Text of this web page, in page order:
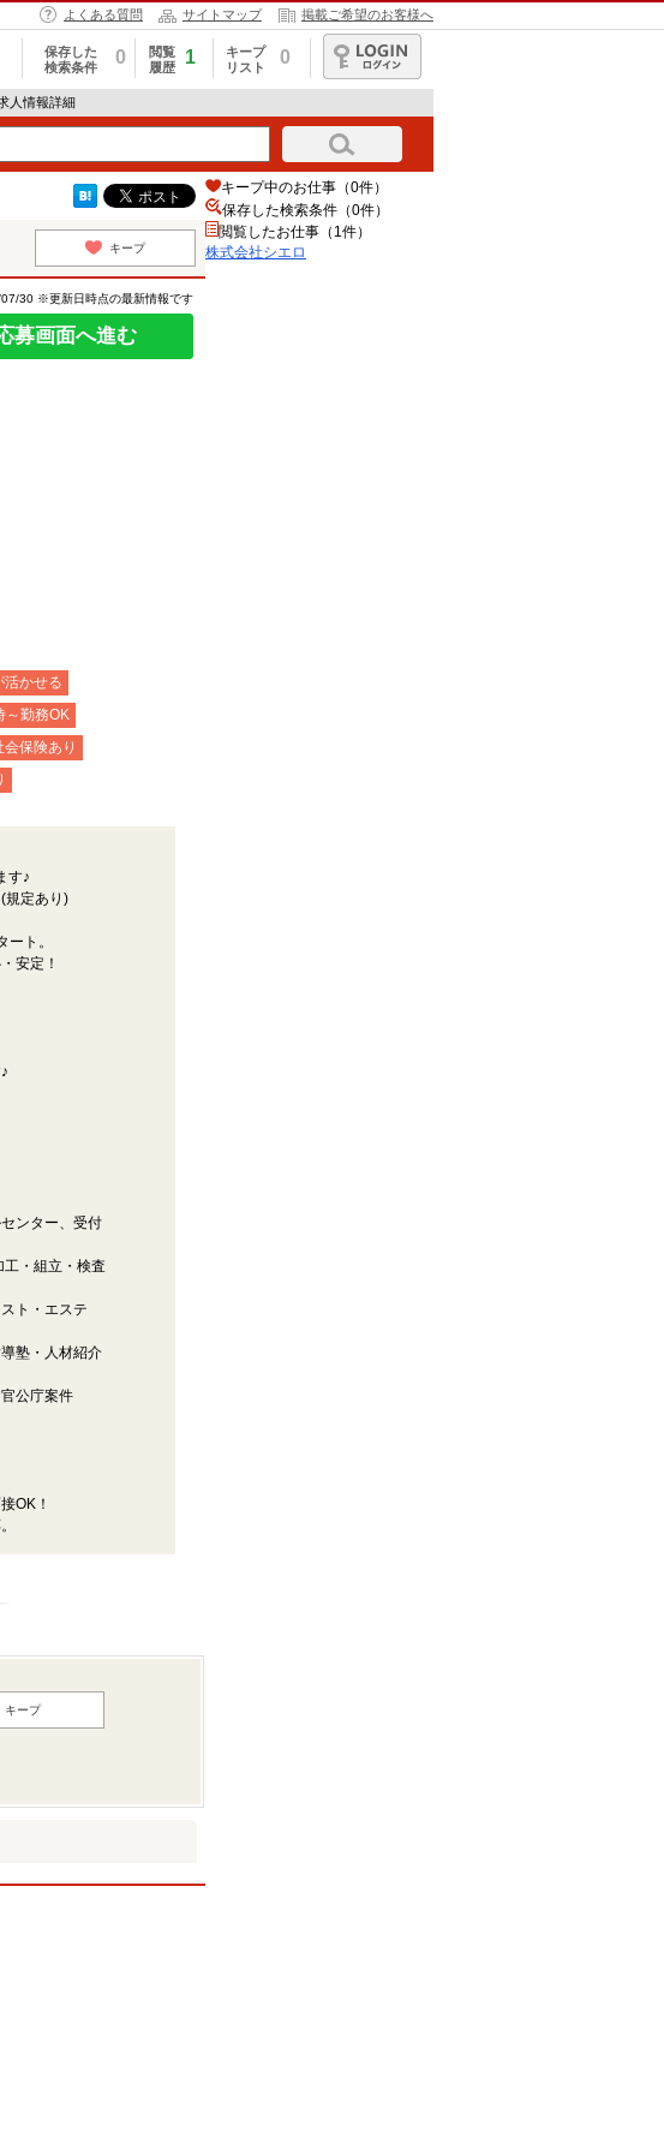
よくある質問 サイトマップ 掲載ご希望のお客様へ
保存した
検索条件
0
閲覧
履歴
1
キープ
リスト
0
ログイン
人情報詳細
キープ
30 ※更新日時点の最新情報です
募画面へ進む
活かせる
～勤務OK
会保険あり
す♪
規定あり)
ト。
安定！
ンター、受付
・組立・検査
ト・エステ
塾・人材紹介
公庁案件
OK！
キープ
キープ中のお仕事（0件）
保存した検索条件（0件）
閲覧したお仕事（1件）
株式会社シエロ